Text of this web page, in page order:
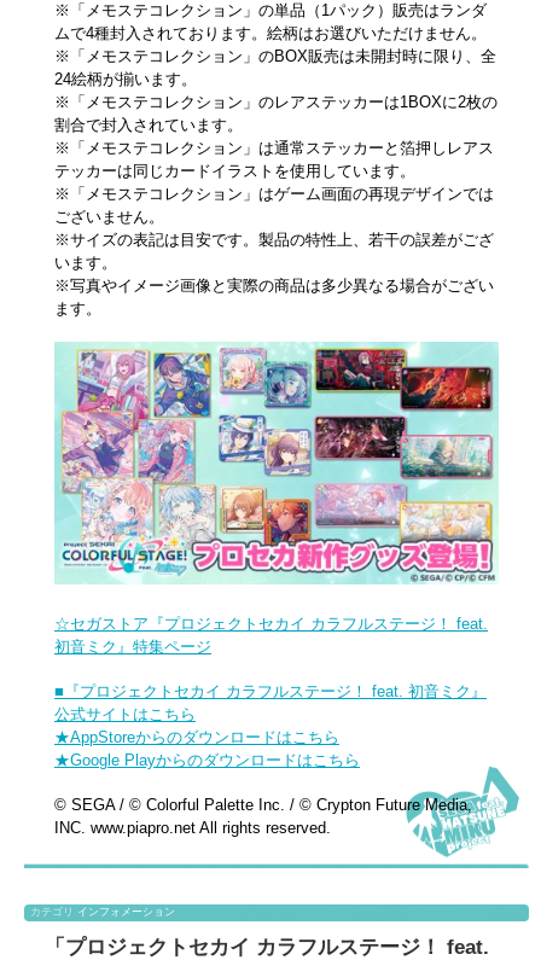
※「メモステコレクション」の単品（1パック）販売はランダ
ムで4種封入されております。絵柄はお選びいただけません。
※「メモステコレクション」のBOX販売は未開封時に限り、全
24絵柄が揃います。
※「メモステコレクション」のレアステッカーは1BOXに2枚の
割合で封入されています。
※「メモステコレクション」は通常ステッカーと箔押しレアス
テッカーは同じカードイラストを使用しています。
※「メモステコレクション」はゲーム画面の再現デザインでは
ございません。
※サイズの表記は目安です。製品の特性上、若干の誤差がござ
います。
※写真やイメージ画像と実際の商品は多少異なる場合がござい
ます。
☆セガストア『プロジェクトセカイ カラフルステージ！ feat.
初音ミク』特集ページ
■『プロジェクトセカイ カラフルステージ！ feat. 初音ミク』
公式サイトはこちら
★AppStoreからのダウンロードはこちら
★Google Playからのダウンロードはこちら
© SEGA / © Colorful Palette Inc. / © Crypton Future Media,
INC. www.piapro.net All rights reserved.
カテゴリ インフォメーション
「プロジェクトセカイ カラフルステージ！ feat.